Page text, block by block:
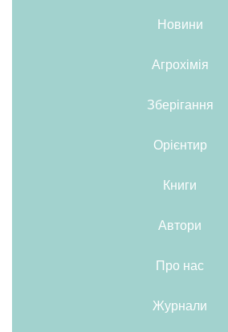
Новини
Агрохімія
Зберігання
Орієнтир
Книги
Автори
Про нас
Журнали